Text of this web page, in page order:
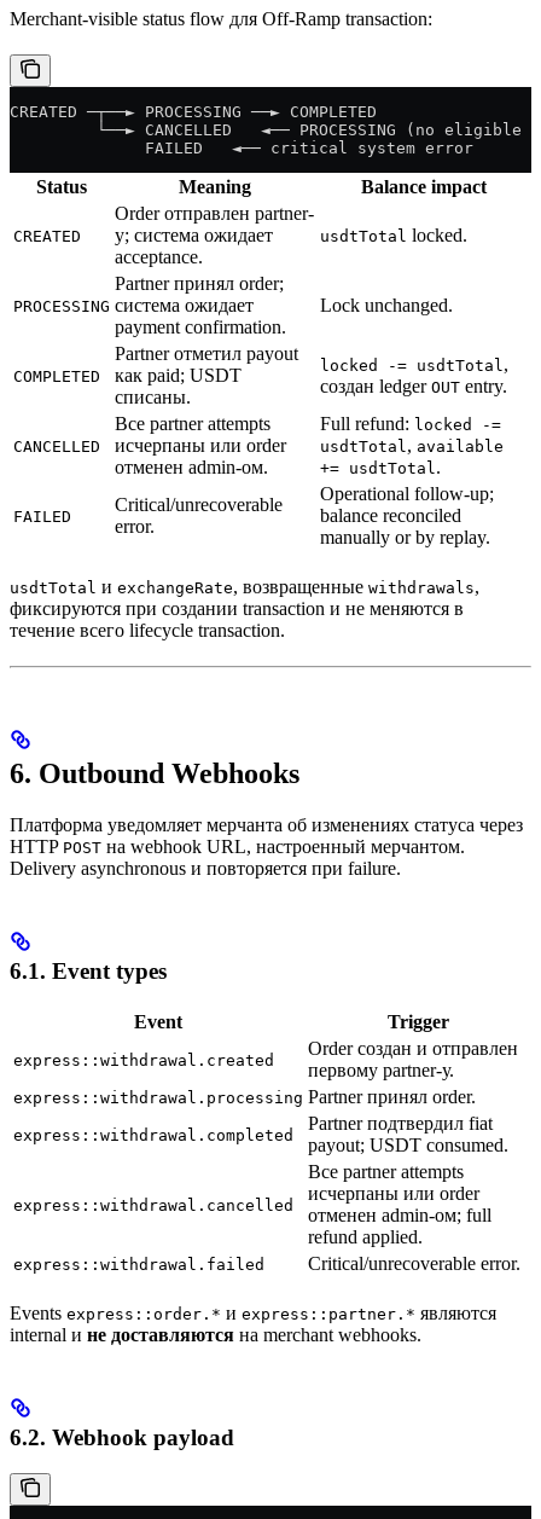
Merchant-visible status flow для Off-Ramp transaction:
CREATED ─┬──► PROCESSING ──► COMPLETED
└──► CANCELLED   ◄── PROCESSING (no eligible
              FAILED   ◄── critical system error
Status Meaning Balance impact
CREATED
Order отправлен partner-
у; система ожидает
acceptance.
usdtTotal locked.
PROCESSING
Partner принял order;
система ожидает
payment confirmation.
Lock unchanged.
COMPLETED
Partner отметил payout
как paid; USDT
списаны.
locked -= usdtTotal ,
создан ledger OUT entry.
CANCELLED
Все partner attempts
исчерпаны или order
отменен admin-ом.
Full refund: locked -=
usdtTotal , available
+= usdtTotal .
FAILED
Critical/unrecoverable
error.
Operational follow-up;
balance reconciled
manually or by replay.
usdtTotal и exchangeRate, возвращенные withdrawals,
фиксируются при создании transaction и не меняются в
течение всего lifecycle transaction.
6. Outbound Webhooks
Платформа уведомляет мерчанта об изменениях статуса через
HTTP POST на webhook URL, настроенный мерчантом.
Delivery asynchronous и повторяется при failure.
6.1. Event types
Event Trigger
express::withdrawal.created
Order создан и отправлен
первому partner-у.
express::withdrawal.processing Partner принял order.
express::withdrawal.completed
Partner подтвердил fiat
payout; USDT consumed.
express::withdrawal.cancelled
Все partner attempts
исчерпаны или order
отменен admin-ом; full
refund applied.
express::withdrawal.failed Critical/unrecoverable error.
Events express::order.* и express::partner.* являются
internal и не доставляются на merchant webhooks.
6.2. Webhook payload